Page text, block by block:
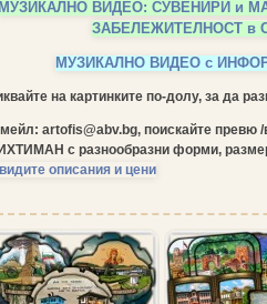
ВИДЕО: СУВЕНИРИ и
ЗАБЕЛЕЖИТЕЛНОСТ в
МУЗИКАЛНО ВИДЕО с
на картинките по-долу, за да
artofis@abv.bg, поискайте превю
с разнообразни форми,
описания и цени